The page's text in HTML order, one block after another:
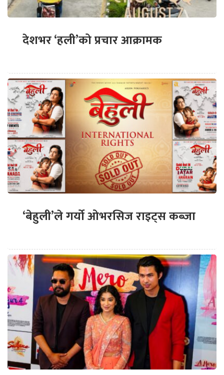
देशभर ‘हली’को प्रचार आक्रामक
‘बेहुली’ले गर्यो ओभरसिज राइट्स कब्जा